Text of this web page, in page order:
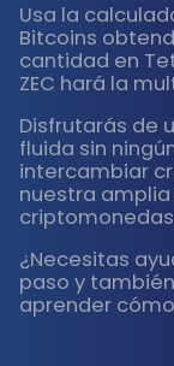
Usa la
Bitcoins
cantidad en
ZEC hará la
Disfrutarás de
fluida sin
intercambiar
nuestra
¿Necesitas
paso y
aprender